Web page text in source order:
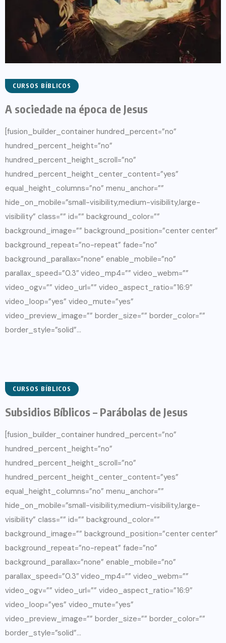
CURSOS BÍBLICOS
A sociedade na época de Jesus
[fusion_builder_container hundred_percent=”no”
hundred_percent_height=”no”
hundred_percent_height_scroll=”no”
hundred_percent_height_center_content=”yes”
equal_height_columns=”no” menu_anchor=””
hide_on_mobile=”small-visibility,medium-visibility,large-
visibility” class=”” id=”” background_color=””
background_image=”” background_position=”center center”
background_repeat=”no-repeat” fade=”no”
background_parallax=”none” enable_mobile=”no”
parallax_speed=”0.3″ video_mp4=”” video_webm=””
video_ogv=”” video_url=”” video_aspect_ratio=”16:9″
video_loop=”yes” video_mute=”yes”
video_preview_image=”” border_size=”” border_color=””
border_style=”solid”...
CURSOS BÍBLICOS
Subsidios Bíblicos – Parábolas de Jesus
[fusion_builder_container hundred_percent=”no”
hundred_percent_height=”no”
hundred_percent_height_scroll=”no”
hundred_percent_height_center_content=”yes”
equal_height_columns=”no” menu_anchor=””
hide_on_mobile=”small-visibility,medium-visibility,large-
visibility” class=”” id=”” background_color=””
background_image=”” background_position=”center center”
background_repeat=”no-repeat” fade=”no”
background_parallax=”none” enable_mobile=”no”
parallax_speed=”0.3″ video_mp4=”” video_webm=””
video_ogv=”” video_url=”” video_aspect_ratio=”16:9″
video_loop=”yes” video_mute=”yes”
video_preview_image=”” border_size=”” border_color=””
border_style=”solid”...